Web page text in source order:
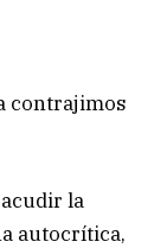
contrajimos
la
autocrítica,